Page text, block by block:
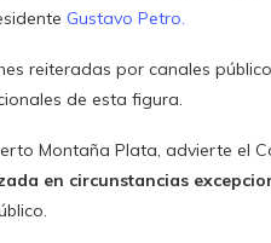
Gustavo Petro.
reiteradas por canales
de esta figura.
Montaña Plata, advierte el
en circunstancias